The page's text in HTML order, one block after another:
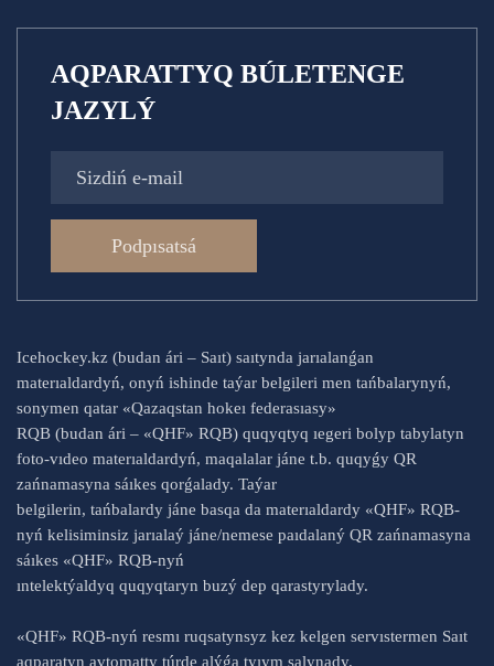
AQPARATTYQ BÚLETENGE
JAZYLÝ
Podpısatsá
Icehockey.kz (budan ári – Saıt) saıtynda jarıalanǵan
materıaldardyń, onyń ishinde taýar belgileri men tańbalarynyń,
sonymen qatar «Qazaqstan hokeı federasıasy»
RQB (budan ári – «QHF» RQB) quqyqtyq ıegeri bolyp tabylatyn
foto-vıdeo materıaldardyń, maqalalar jáne t.b. quqyǵy QR
zańnamasyna sáıkes qorǵalady. Taýar
belgilerin, tańbalardy jáne basqa da materıaldardy «QHF» RQB-
nyń kelisiminsiz jarıalaý jáne/nemese paıdalaný QR zańnamasyna
sáıkes «QHF» RQB-nyń
ıntelektýaldyq quqyqtaryn buzý dep qarastyrylady.
«QHF» RQB-nyń resmı ruqsatynsyz kez kelgen servıstermen Saıt
aqparatyn avtomatty túrde alýǵa tyıym salynady.